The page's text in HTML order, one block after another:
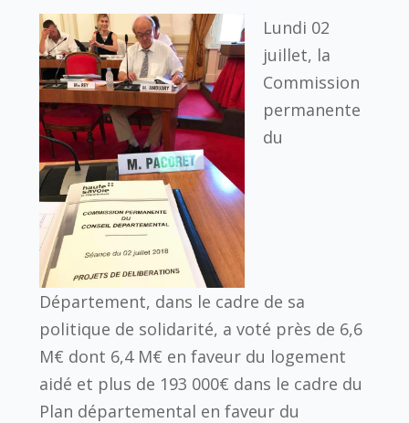
Lundi 02
juillet, la
Commission
permanente
du
Département, dans le cadre de sa
politique de solidarité, a voté près de 6,6
M€ dont 6,4 M€ en faveur du logement
aidé et plus de 193 000€ dans le cadre du
Plan départemental en faveur du